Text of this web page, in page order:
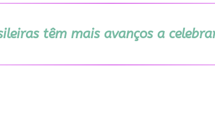
têm mais avanços a